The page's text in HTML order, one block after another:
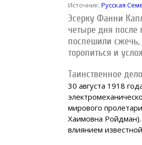
Источник: Русская
Эсерку Фанни
четыре дня после
поспешили сжечь,
торопиться и
Таинственное дело
30 августа 1918
мирового
Хаимовна Ройдман).
влиянием